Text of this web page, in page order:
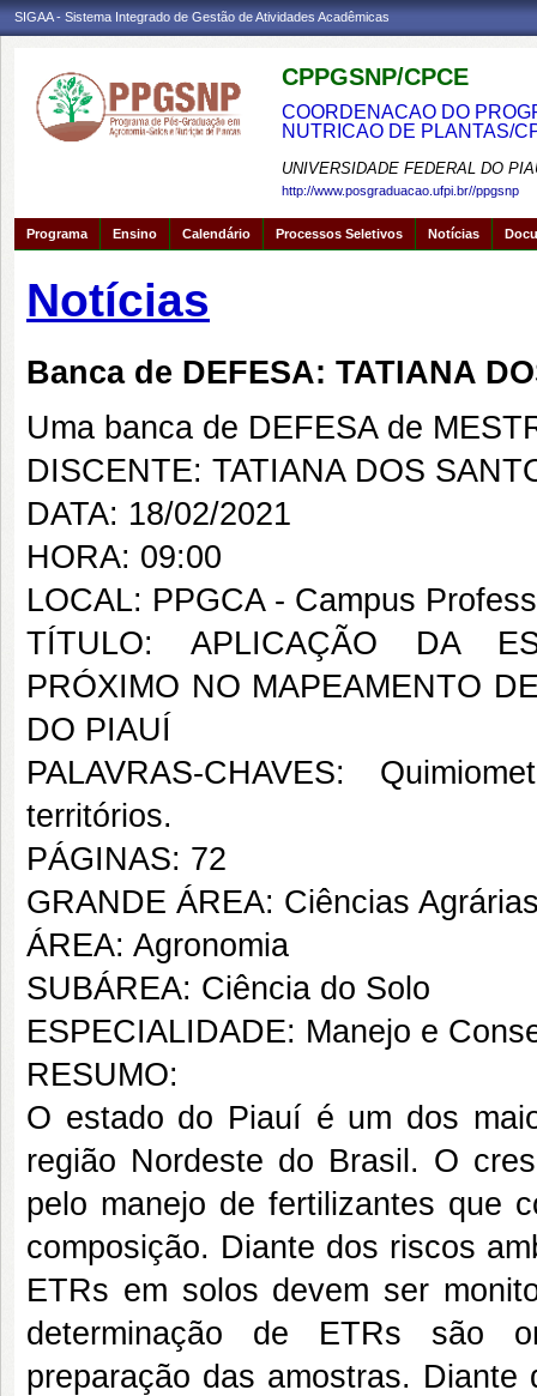
SIGAA - Sistema Integrado de Gestão de Atividades Acadêmicas
CPPGSNP/CPCE
COORDENACAO DO
NUTRICAO DE PLANTAS/
UNIVERSIDADE FEDERAL DO
http://www.posgraduacao.ufpi.br//ppgsnp
Programa Ensino Calendário Processos Seletivos Notícias
Notícias
Banca de DEFESA: TATIANA
Uma banca de DEFESA de
DISCENTE: TATIANA DOS
DATA: 18/02/2021
HORA: 09:00
LOCAL: PPGCA - Campus
TÍTULO: APLICAÇÃO DA
PRÓXIMO NO MAPEAMENTO
DO PIAUÍ
PALAVRAS-CHAVES:
territórios.
PÁGINAS: 72
GRANDE ÁREA: Ciências
ÁREA: Agronomia
SUBÁREA: Ciência do Solo
ESPECIALIDADE: Manejo e
RESUMO:
O estado do Piauí é um dos
região Nordeste do Brasil. O
pelo manejo de fertilizantes que
composição. Diante dos riscos
ETRs em solos devem ser
determinação de ETRs são
preparação das amostras.